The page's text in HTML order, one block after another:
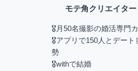
モテ角クリエイタ
🎖️月50名撮影の婚活専門
🎖️アプリで150人とデート
勢
🎖️withで結婚